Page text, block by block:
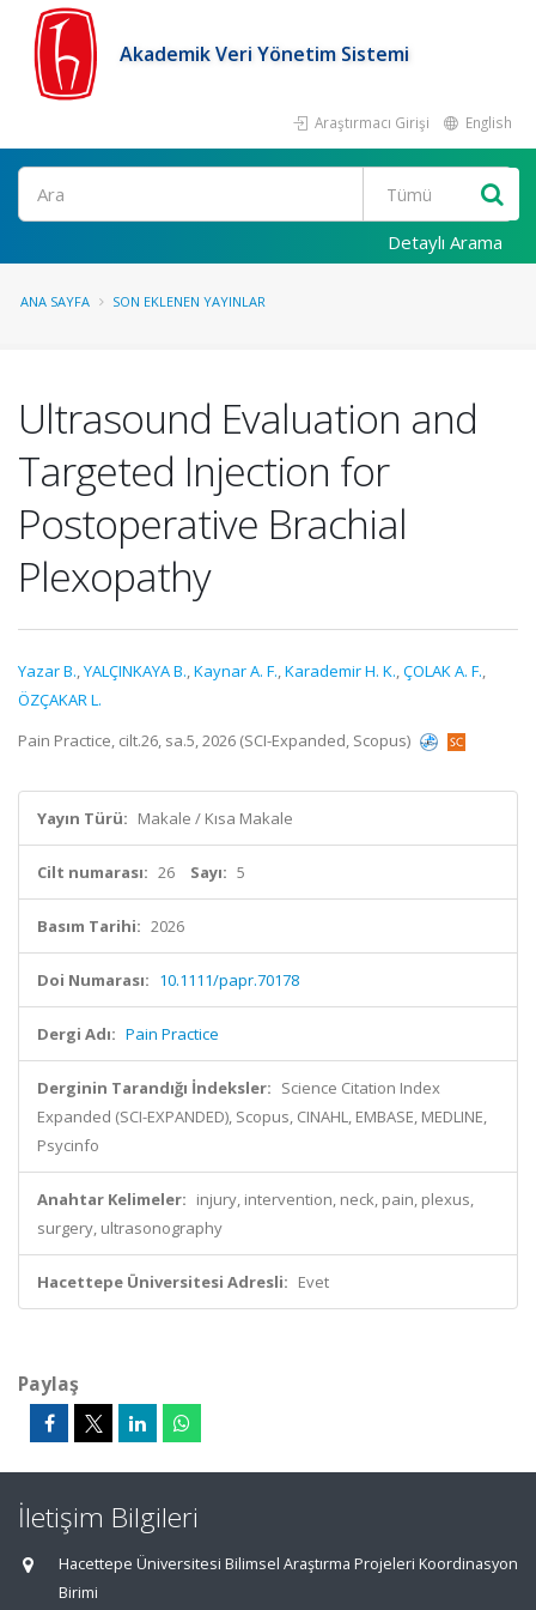
Akademik Veri Yönetim Sistemi
Araştırmacı Girişi English
Ara
Detaylı Arama
ANA SAYFA SON EKLENEN YAYINLAR
Ultrasound Evaluation and
Targeted Injection for
Postoperative Brachial
Plexopathy
Yazar B.,YALÇINKAYA B.,Kaynar A. F.,Karademir H. K.,ÇOLAK A. F.,
ÖZÇAKAR L.
Pain Practice, cilt.26, sa.5, 2026 (SCI-Expanded, Scopus)
Yayın Türü: Makale / Kısa Makale
Cilt numarası: 26 Sayı: 5
Basım Tarihi: 2026
Doi Numarası: 10.1111/papr.70178
Dergi Adı: Pain Practice
Derginin Tarandığı İndeksler: Science Citation Index
Expanded (SCI-EXPANDED), Scopus, CINAHL, EMBASE, MEDLINE,
Psycinfo
Anahtar Kelimeler: injury, intervention, neck, pain, plexus,
surgery, ultrasonography
Hacettepe Üniversitesi Adresli: Evet
Paylaş
İletişim Bilgileri
Hacettepe Üniversitesi Bilimsel Araştırma Projeleri Koordinasyon
Birimi